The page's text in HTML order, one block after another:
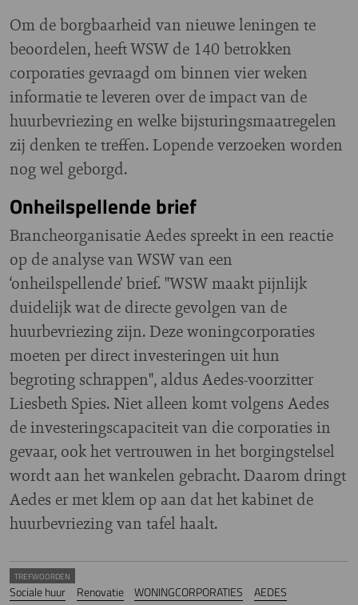
Om de borgbaarheid van nieuwe leningen te
beoordelen, heeft WSW de 140 betrokken
corporaties gevraagd om binnen vier weken
informatie te leveren over de impact van de
huurbevriezing en welke bijsturingsmaatregelen
zij denken te treffen. Lopende verzoeken worden
nog wel geborgd.
Onheilspellende brief
Brancheorganisatie Aedes spreekt in een reactie
op de analyse van WSW van een
‘onheilspellende’ brief. "WSW maakt pijnlijk
duidelijk wat de directe gevolgen van de
huurbevriezing zijn. Deze woningcorporaties
moeten per direct investeringen uit hun
begroting schrappen", aldus Aedes-voorzitter
Liesbeth Spies. Niet alleen komt volgens Aedes
de investeringscapaciteit van die corporaties in
gevaar, ook het vertrouwen in het borgingstelsel
wordt aan het wankelen gebracht. Daarom dringt
Aedes er met klem op aan dat het kabinet de
huurbevriezing van tafel haalt.
TREFWOORDEN
Sociale huur Renovatie WONINGCORPORATIES
AEDES